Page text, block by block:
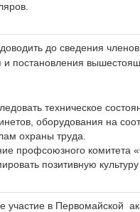
до сведения членов
и постановления
техническое
оборудования на
охраны труда.
профсоюзного комитета
позитивную
участие в Первомайской